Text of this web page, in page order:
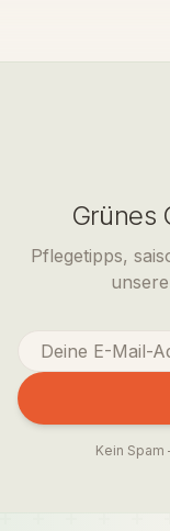
Grünes
Pflegetipps,
Kein Spam